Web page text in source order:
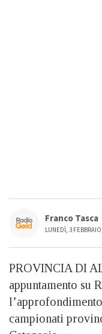
Franco Tasca
LUNEDÌ, 3
PROVINCIA DI
appuntamento su
campionati